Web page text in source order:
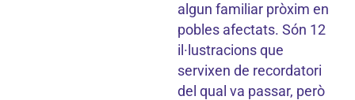
algun familiar pròxim en
pobles afectats. Són 12
il·lustracions que
servixen de recordatori
del qual va passar, però